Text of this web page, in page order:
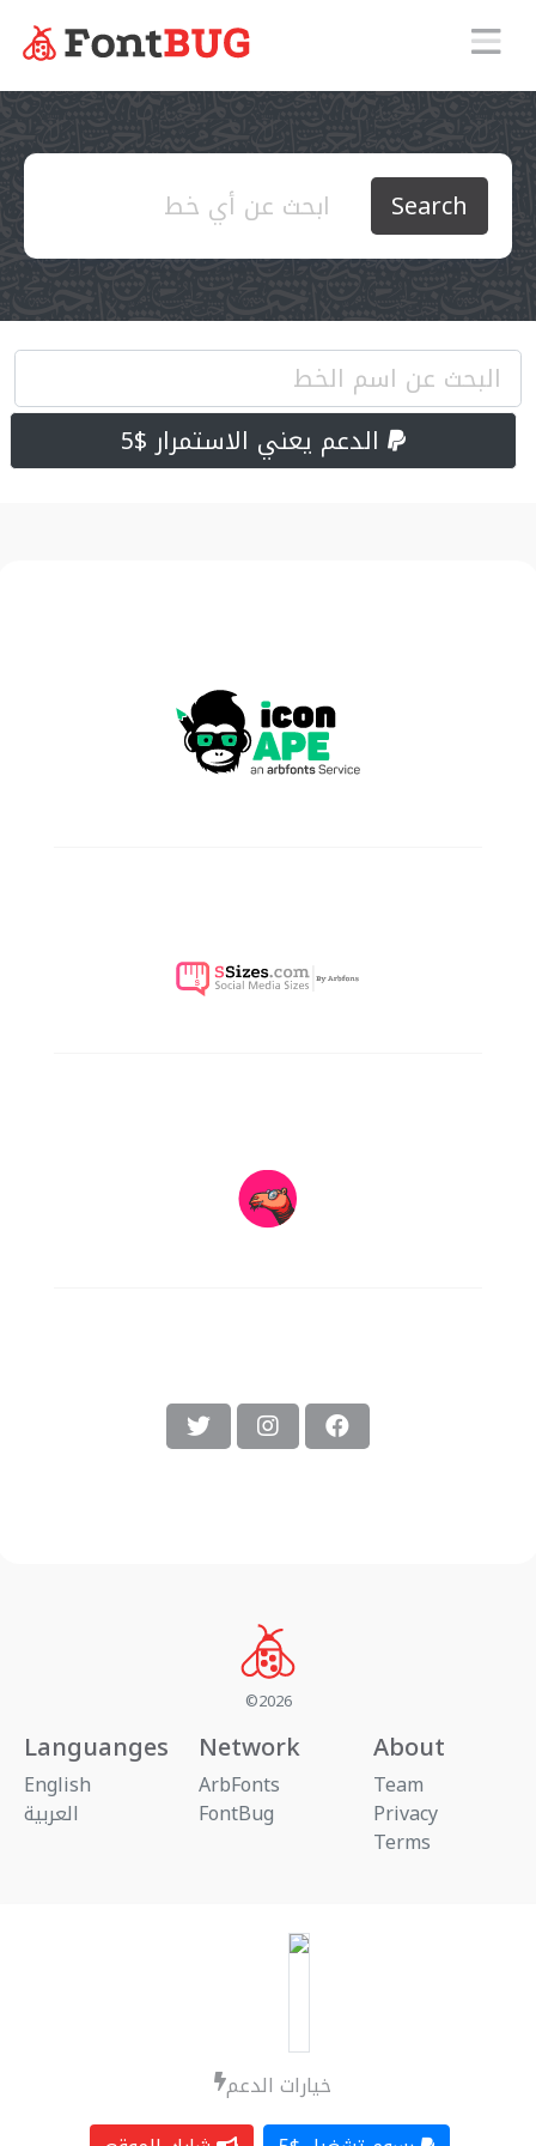
Search
الدعم يعني الاستمرار $5
خيارات الدعم
©2026
Languanges
English
العربية
Network
ArbFonts
FontBug
About
Team
Privacy
Terms